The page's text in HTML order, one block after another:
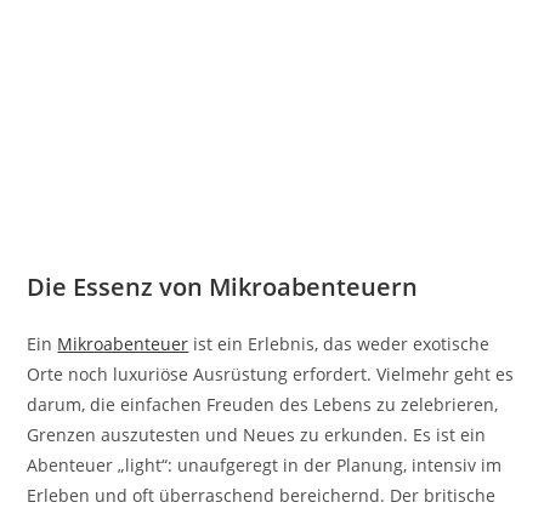
Die Essenz von Mikroabenteuern
Ein Mikroabenteuer ist ein Erlebnis, das weder exotische
Orte noch luxuriöse Ausrüstung erfordert. Vielmehr geht es
darum, die einfachen Freuden des Lebens zu zelebrieren,
Grenzen auszutesten und Neues zu erkunden. Es ist ein
Abenteuer „light“: unaufgeregt in der Planung, intensiv im
Erleben und oft überraschend bereichernd. Der britische